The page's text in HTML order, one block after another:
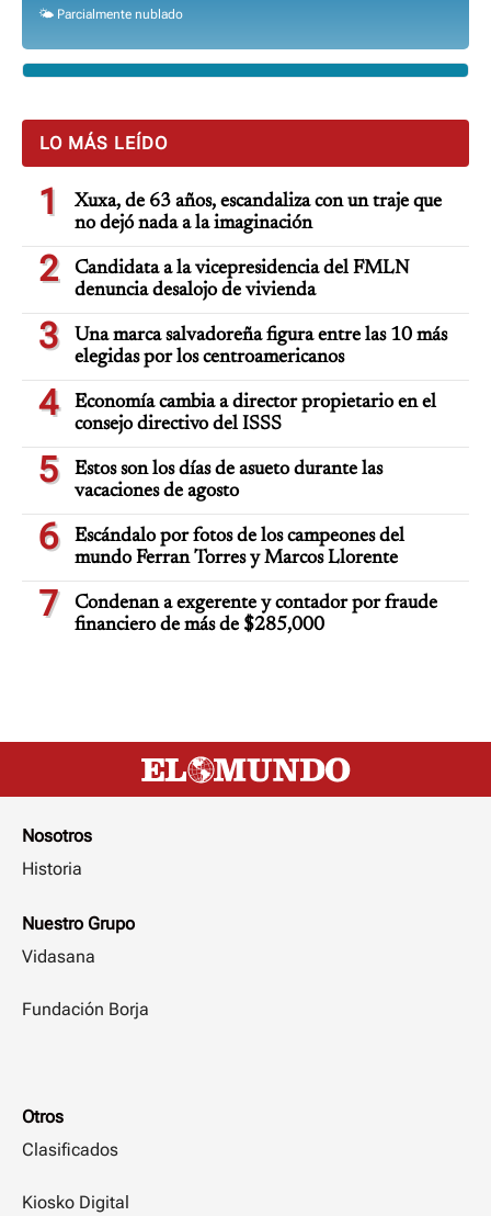
🌤️ Parcialmente nublado
LO MÁS LEÍDO
1
Xuxa, de 63 años, escandaliza con un traje que
no dejó nada a la imaginación
2
Candidata a la vicepresidencia del FMLN
denuncia desalojo de vivienda
3
Una marca salvadoreña figura entre las 10 más
elegidas por los centroamericanos
4
Economía cambia a director propietario en el
consejo directivo del ISSS
5
Estos son los días de asueto durante las
vacaciones de agosto
6
Escándalo por fotos de los campeones del
mundo Ferran Torres y Marcos Llorente
7
Condenan a exgerente y contador por fraude
financiero de más de $285,000
Nosotros
Historia
Nuestro Grupo
Vidasana
Fundación Borja
Otros
Clasificados
Kiosko Digital